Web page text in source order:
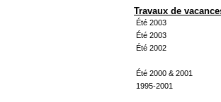
Travaux de
Été 2003
Été 2003
Été 2002
Été 2000 & 2001
1995-2001